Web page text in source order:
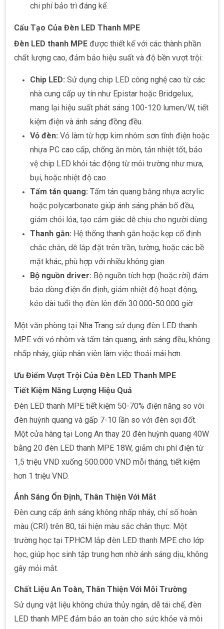
chi phí bảo trì đáng kể.
Cấu Tạo Của Đèn LED Thanh MPE
Đèn LED thanh MPE được thiết kế với các thành phần
chất lượng cao, đảm bảo hiệu suất và độ bền vượt trội:
Chip LED: Sử dụng chip LED công nghệ cao từ các
nhà cung cấp uy tín như Epistar hoặc Bridgelux,
mang lại hiệu suất phát sáng 100-120 lumen/W, tiết
kiệm điện và ánh sáng đồng đều.
Vỏ đèn: Vỏ làm từ hợp kim nhôm sơn tĩnh điện hoặc
nhựa PC cao cấp, chống ăn mòn, tản nhiệt tốt, bảo
vệ chip LED khỏi tác động từ môi trường như mưa,
bụi, hoặc nhiệt độ cao.
Tấm tán quang: Tấm tán quang bằng nhựa acrylic
hoặc polycarbonate giúp ánh sáng phân bố đều,
giảm chói lóa, tạo cảm giác dễ chịu cho người dùng.
Thanh gắn: Hệ thống thanh gắn hoặc kẹp cố định
chắc chắn, dễ lắp đặt trên trần, tường, hoặc các bề
mặt khác, phù hợp với nhiều không gian.
Bộ nguồn driver: Bộ nguồn tích hợp (hoặc rời) đảm
bảo dòng điện ổn định, giảm nhiệt độ hoạt động,
kéo dài tuổi thọ đèn lên đến 30.000-50.000 giờ.
Một văn phòng tại Nha Trang sử dụng đèn LED thanh
MPE với vỏ nhôm và tấm tán quang, ánh sáng đều, không
nhấp nháy, giúp nhân viên làm việc thoải mái hơn.
Ưu Điểm Vượt Trội Của Đèn LED Thanh MPE
Tiết Kiệm Năng Lượng Hiệu Quả
Đèn LED thanh MPE tiết kiệm 50-70% điện năng so với
đèn huỳnh quang và gấp 7-10 lần so với đèn sợi đốt.
Một cửa hàng tại Long An thay 20 đèn huỳnh quang 40W
bằng 20 đèn LED thanh MPE 18W, giảm chi phí điện từ
1,5 triệu VND xuống 500.000 VND mỗi tháng, tiết kiệm
hơn 1 triệu VND.
Ánh Sáng Ổn Định, Thân Thiện Với Mắt
Đèn cung cấp ánh sáng không nhấp nháy, chỉ số hoàn
màu (CRI) trên 80, tái hiện màu sắc chân thực. Một
trường học tại TP.HCM lắp đèn LED thanh MPE cho lớp
học, giúp học sinh tập trung hơn nhờ ánh sáng dịu, không
gây mỏi mắt.
Chất Liệu An Toàn, Thân Thiện Với Môi Trường
Sử dụng vật liệu không chứa thủy ngân, dễ tái chế, đèn
LED thanh MPE đảm bảo an toàn cho sức khỏe và môi